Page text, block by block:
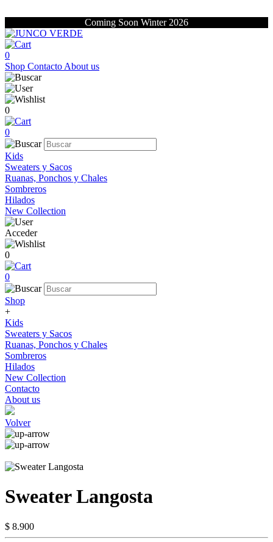
Coming Soon Winter 2026
0
Shop Contacto About us
0
0
Kids
Sweaters y Sacos
Ruanas, Ponchos y Chales
Sombreros
Hilados
New Collection
Acceder
0
0
Shop
+
Kids
Sweaters y Sacos
Ruanas, Ponchos y Chales
Sombreros
Hilados
New Collection
Contacto
About us
Volver
Sweater Langosta
$ 8.900